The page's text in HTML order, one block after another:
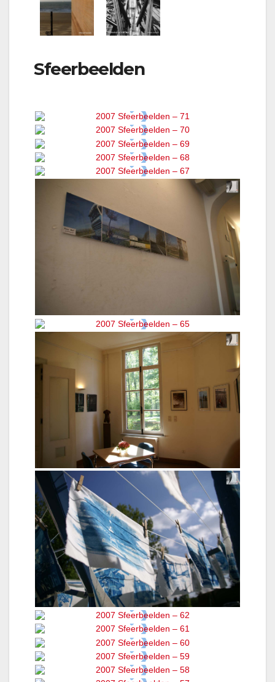
Sfeerbeelden